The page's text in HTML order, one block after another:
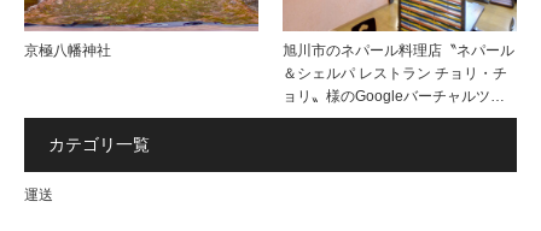
京極八幡神社
旭川市のネパール料理店〝ネパール
＆シェルパ レストラン チョリ・チ
ョリ〟様のGoogleバーチャルツ…
カテゴリ一覧
運送